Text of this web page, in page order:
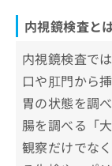
すみい内
祇園わ
広島八
中川外
ちゃた
東広島
内視鏡検査と
内視鏡検査で
口や肛門から
胃の状態を調
腸を調べる「
観察だけでな
ち
そ
の
他
の
お
こ
ら